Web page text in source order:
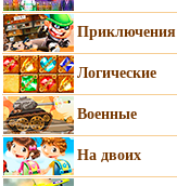
Приключения
Логические
Военные
На двоих